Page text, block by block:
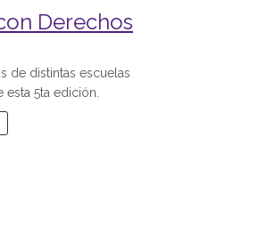
Derechos
de distintas escuelas
5ta edición.